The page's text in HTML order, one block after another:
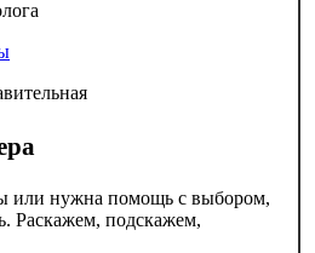
или нужна помощь с выбором,
Раскажем, подскажем,